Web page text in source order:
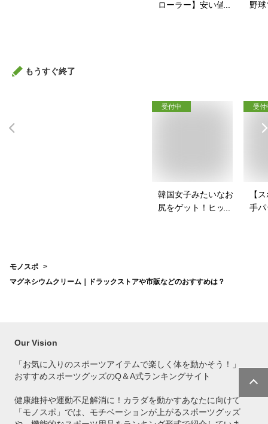
ローラー】安い値段
野
もうすぐ終了
受付中
韓国女子みたいなお
尻をゲット！ヒップ
受付
【
手パ
モノスポ
マグネシウムクリーム｜ドラックストアや市販などのおすすめは？
Our Vision
「お気に入りのスポーツアイテムで楽しく体を動かそう！」
おすすめスポーツグッズのQ＆A式ランキングサイト
健康維持や運動不足解消に！カラダを動かすあなたに向けて
「モノスポ」では、モチベーションが上がるスポーツグッズ